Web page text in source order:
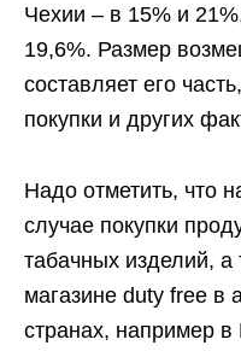
Чехии – в 15% и
19,6%. Размер
составляет его
покупки и других
Надо отметить, что
случае покупки
табачных изделий,
магазине duty free в
странах, например в